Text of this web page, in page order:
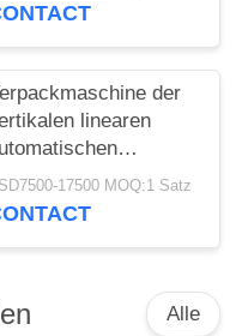
der
linearen
4.4kw
17500 MOQ:1 Satz
Alle